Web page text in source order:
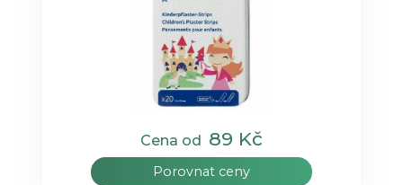
Cena od 89 Kč
Porovnat ceny